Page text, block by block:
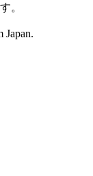
。
Japan.